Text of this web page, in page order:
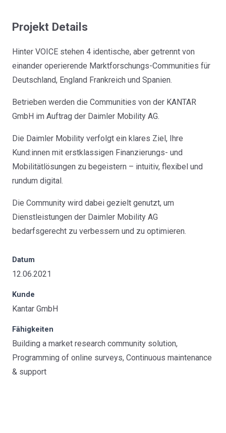
Projekt Details
Hinter VOICE stehen 4 identische, aber getrennt von
einander operierende Marktforschungs-Communities für
Deutschland, England Frankreich und Spanien.
Betrieben werden die Communities von der KANTAR
GmbH im Auftrag der Daimler Mobility AG.
Die Daimler Mobility verfolgt ein klares Ziel, Ihre
Kund:innen mit erstklassigen Finanzierungs- und
Mobilitätlösungen zu begeistern – intuitiv, flexibel und
rundum digital.
Die Community wird dabei gezielt genutzt, um
Dienstleistungen der Daimler Mobility AG
bedarfsgerecht zu verbessern und zu optimieren.
Datum
12.06.2021
Kunde
Kantar GmbH
Fähigkeiten
Building a market research community solution,
Programming of online surveys, Continuous maintenance
& support